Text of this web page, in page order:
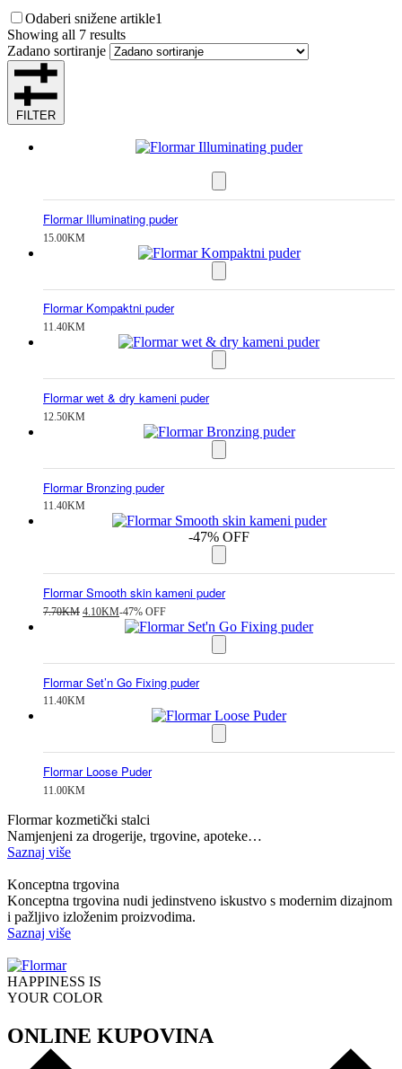
Odaberi snižene artikle1
Showing all 7 results
Zadano sortiranje
FILTER
Flormar Illuminating puder
15.00KM
Flormar Kompaktni puder
11.40KM
Flormar wet & dry kameni puder
12.50KM
Flormar Bronzing puder
11.40KM
-47% OFF
Flormar Smooth skin kameni puder
7.70KM Izvorna
cijena
7.70KM.
4.10KMTrenutna
cijena
je:
-47% OFF
Flormar Set’n Go Fixing puder
11.40KM
Flormar Loose Puder
11.00KM
Flormar kozmetički stalci
Namjenjeni za drogerije, trgovine, apoteke…
Saznaj više
Konceptna trgovina
Konceptna trgovina nudi jedinstveno iskustvo s modernim dizajnom
i pažljivo izloženim proizvodima.
Saznaj više
HAPPINESS IS
YOUR COLOR
ONLINE KUPOVINA